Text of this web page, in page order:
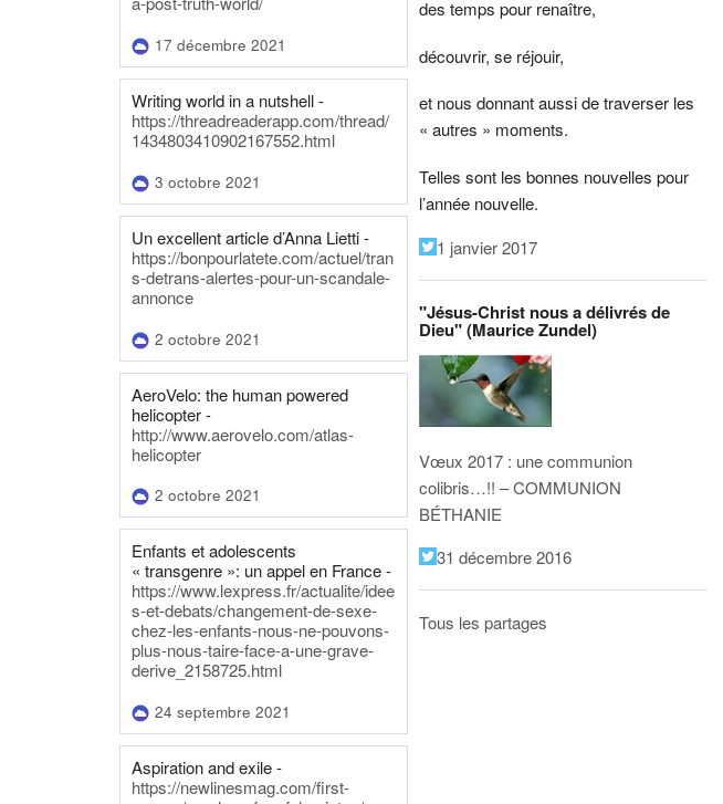
17 décembre 2021
Writing world in a nutshell -
https://threadreaderapp.com/thread/
1434803410902167552.html
3 octobre 2021
Un excellent article d’Anna Lietti -
https://bonpourlatete.com/actuel/tran
s-detrans-alertes-pour-un-scandale-
annonce
2 octobre 2021
AeroVelo: the human powered
helicopter -
http://www.aerovelo.com/atlas-
helicopter
2 octobre 2021
Enfants et adolescents
« transgenre »: un appel en France -
https://www.lexpress.fr/actualite/idee
s-et-debats/changement-de-sexe-
chez-les-enfants-nous-ne-pouvons-
plus-nous-taire-face-a-une-grave-
derive_2158725.html
24 septembre 2021
Aspiration and exile -
https://newlinesmag.com/first-
des temps pour renaître,
découvrir, se réjouir,
et nous donnant aussi de traverser les
« autres » moments.
Telles sont les bonnes nouvelles pour
l’année nouvelle.
1 janvier 2017
"Jésus-Christ nous a délivrés de
Dieu" (Maurice Zundel)
Vœux 2017 : une communion
colibris…!! – COMMUNION
BÉTHANIE
31 décembre 2016
Tous les partages